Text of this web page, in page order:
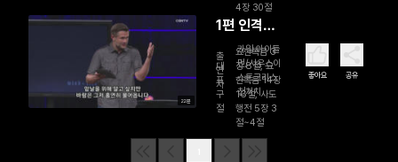
4장 30절
22분
1편 인격적
인 성령님
(1)
출
연
자
카일 아이들
먼/사우스이
스트크리스
천처치
대
표
구
절
요한복음 3
장 8절, 요
한복음 14장
16절, 사도
행전 5장 3
절~4절
좋아요 공유